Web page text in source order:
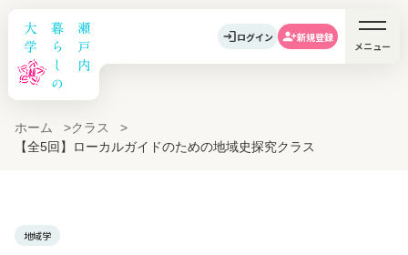
ログイン 新規登録
メニュー
ホーム
クラス
【全5回】ローカルガイドのための地域史探究クラス
地域学